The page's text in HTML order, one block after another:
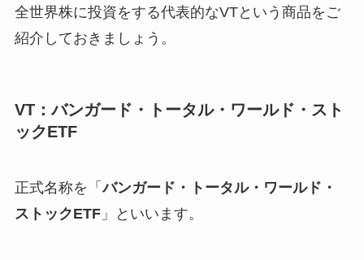
全世界株に投資をする代表的なVTという商品をご
紹介しておきましょう。
VT：バンガード・トータル・ワールド・スト
ックETF
正式名称を「バンガード・トータル・ワールド・
ストックETF」といいます。